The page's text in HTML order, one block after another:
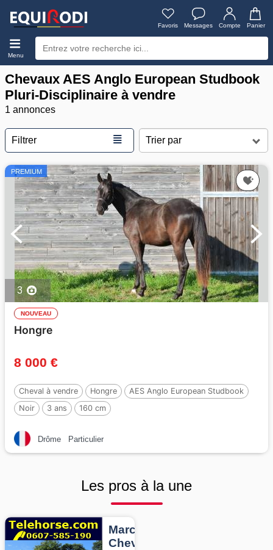
Favoris Messages Compte Panier
Menu
Chevaux AES Anglo European Studbook
Pluri-Disciplinaire à vendre
1 annonces
Filtrer ≣
PREMIUM
3
NOUVEAU
Hongre
8 000 €
Cheval à vendre Hongre
AES Anglo European Studbook
Noir
3 ans 160 cm
Drôme Particulier
Les pros à la une
Marcheurs
Chevaux